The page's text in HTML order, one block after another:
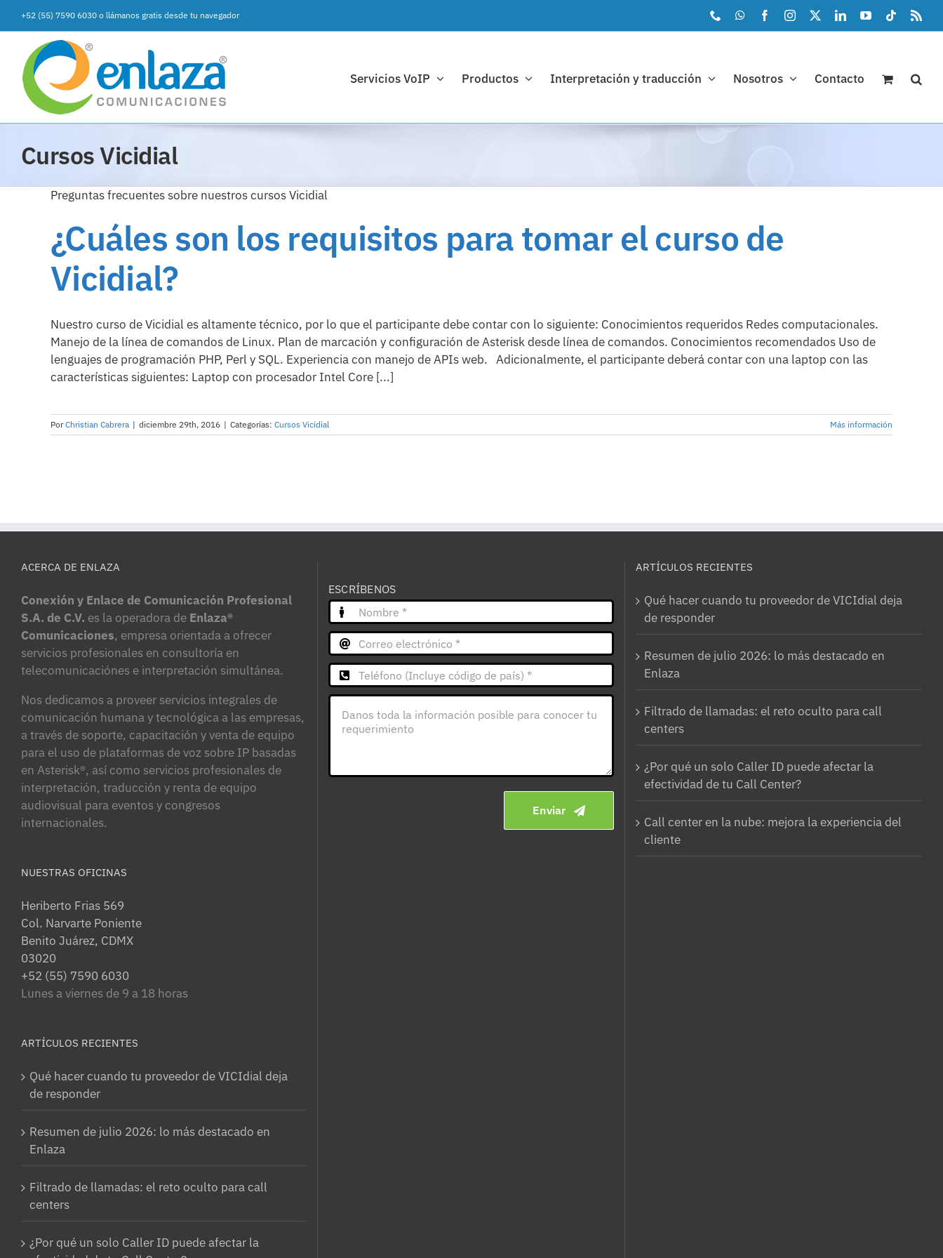
contenido
+52 (55) 7590 6030 o llámanos gratis desde tu navegador Phone WhatsAppFacebookInstagram LinkedInYouTubeTiktok
Servicios VoIP Productos Interpretación y traducción Nosotros Contacto
Cursos Vicidial
Preguntas frecuentes sobre nuestros cursos Vicidial
¿Cuáles son los requisitos para tomar el curso de
Vicidial?
Nuestro curso de Vicidial es altamente técnico, por lo que el participante debe contar con lo siguiente: Conocimientos requeridos Redes computacionales.
Manejo de la línea de comandos de Linux. Plan de marcación y configuración de Asterisk desde línea de comandos. Conocimientos recomendados Uso de
lenguajes de programación PHP, Perl y SQL. Experiencia con manejo de APIs web. Adicionalmente, el participante deberá contar con una laptop con las
características siguientes: Laptop con procesador Intel Core [...]
PorChristian Cabrera | diciembre 29th, 2016 | Categorías: Cursos Vicidial Más información
ACERCA DE ENLAZA
Conexión y Enlace de Comunicación Profesional
S.A. de C.V. es la operadora de Enlaza®
Comunicaciones, empresa orientada a ofrecer
servicios profesionales en consultoría en
telecomunicaciónes e interpretación simultánea.
Nos dedicamos a proveer servicios integrales de
comunicación humana y tecnológica a las empresas,
a través de soporte, capacitación y venta de equipo
para el uso de plataformas de voz sobre IP basadas
en Asterisk®, así como servicios profesionales de
interpretación, traducción y renta de equipo
audiovisual para eventos y congresos
internacionales.
NUESTRAS OFICINAS
Heriberto Frias 569
Col. Narvarte Poniente
Benito Juárez, CDMX
03020
+52 (55) 7590 6030
Lunes a viernes de 9 a 18 horas
ARTÍCULOS RECIENTES
Qué hacer cuando tu proveedor de VICIdial deja
de responder
Resumen de julio 2026: lo más destacado en
Enlaza
Filtrado de llamadas: el reto oculto para call
centers
¿Por qué un solo Caller ID puede afectar la
ESCRÍBENOS
Enviar
ARTÍCULOS RECIENTES
Qué hacer cuando tu proveedor de VICIdial deja
de responder
Resumen de julio 2026: lo más destacado en
Enlaza
Filtrado de llamadas: el reto oculto para call
centers
¿Por qué un solo Caller ID puede afectar la
efectividad de tu Call Center?
Call center en la nube: mejora la experiencia del
cliente